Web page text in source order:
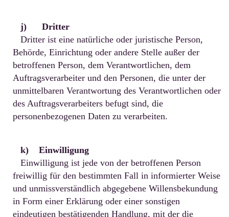
j) Dritter
Dritter ist eine natürliche oder juristische Person,
Behörde, Einrichtung oder andere Stelle außer der
betroffenen Person, dem Verantwortlichen, dem
Auftragsverarbeiter und den Personen, die unter der
unmittelbaren Verantwortung des Verantwortlichen oder
des Auftragsverarbeiters befugt sind, die
personenbezogenen Daten zu verarbeiten.
k) Einwilligung
Einwilligung ist jede von der betroffenen Person
freiwillig für den bestimmten Fall in informierter Weise
und unmissverständlich abgegebene Willensbekundung
in Form einer Erklärung oder einer sonstigen
eindeutigen bestätigenden Handlung, mit der die